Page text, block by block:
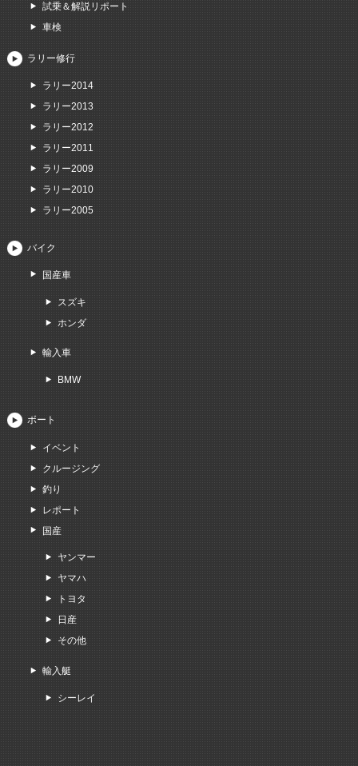
試乗＆解説リポート
車検
ラリー修行
ラリー2014
ラリー2013
ラリー2012
ラリー2011
ラリー2009
ラリー2010
ラリー2005
バイク
国産車
スズキ
ホンダ
輸入車
BMW
ボート
イベント
クルージング
釣り
レポート
国産
ヤンマー
ヤマハ
トヨタ
日産
その他
輸入艇
シーレイ